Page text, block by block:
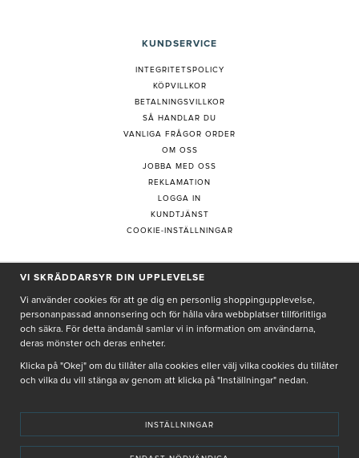
KUNDSERVICE
INTEGRITETSPOLICY
KÖPVILLKOR
BETALNINGSVILLKOR
SÅ HANDLAR DU
VANLIGA FRÅGOR ORDER
OM OSS
JOBBA MED OSS
REKLAMATION
LOGGA IN
KUNDTJÄNST
COOKIE-INSTÄLLNINGAR
PRENUMERERA PÅ NYHETSBREV
Genom att ge min e-post, accepterar jag Seth och Sallyintegritetspolicy
De uppgifter du matar in kommer endast användas till våra nyhetsbrev.
VI SKRÄDDARSYR DIN UPPLEVELSE
Vi använder cookies för att ge dig en personlig shoppingupplevelse,
personanpassad annonsering och för hålla våra webbplatser tillförlitliga
och säkra. För detta ändamål samlar vi in information om användarna,
deras mönster och deras enheter.
Klicka på "Okej" om du tillåter alla cookies eller välj vilka cookies du tillåter
och vilka du vill stänga av genom att klicka på "Inställningar" nedan.
INSTÄLLNINGAR